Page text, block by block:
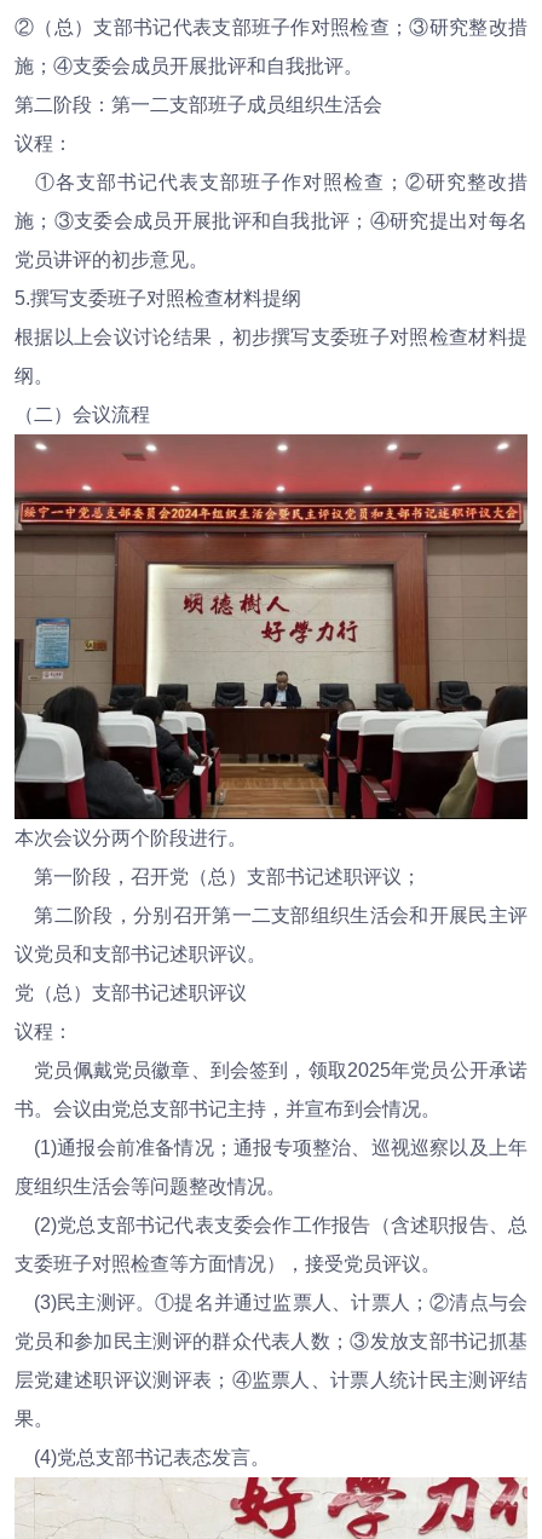
②（总）支部书记代表支部班子作对照检查；③研究整改措
施；④支委会成员开展批评和自我批评。
第二阶段：第一二支部班子成员组织生活会
议程：
①各支部书记代表支部班子作对照检查；②研究整改措
施；③支委会成员开展批评和自我批评；④研究提出对每名
党员讲评的初步意见。
5.撰写支委班子对照检查材料提纲
根据以上会议讨论结果，初步撰写支委班子对照检查材料提
纲。
（二）会议流程
本次会议分两个阶段进行。
第一阶段，召开党（总）支部书记述职评议；
第二阶段，分别召开第一二支部组织生活会和开展民主评
议党员和支部书记述职评议。
党（总）支部书记述职评议
议程：
党员佩戴党员徽章、到会签到，领取2025年党员公开承诺
书。会议由党总支部书记主持，并宣布到会情况。
(1)通报会前准备情况；通报专项整治、巡视巡察以及上年
度组织生活会等问题整改情况。
(2)党总支部书记代表支委会作工作报告（含述职报告、总
支委班子对照检查等方面情况），接受党员评议。
(3)民主测评。①提名并通过监票人、计票人；②清点与会
党员和参加民主测评的群众代表人数；③发放支部书记抓基
层党建述职评议测评表；④监票人、计票人统计民主测评结
果。
(4)党总支部书记表态发言。